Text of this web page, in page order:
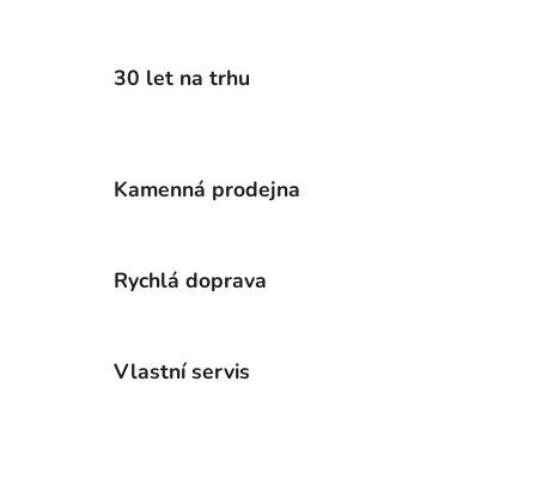
30 let na trhu
Kamenná prodejna
Rychlá doprava
Vlastní servis